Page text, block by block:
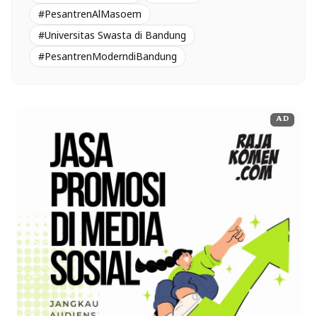
#PesantrenAlMasoem
#Universitas Swasta di Bandung
#PesantrenModerndiBandung
AD